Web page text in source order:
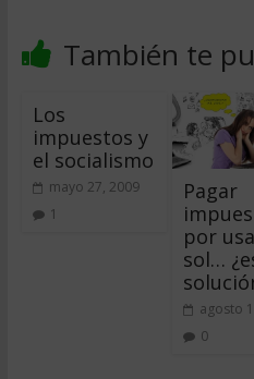
También te
Los
impuestos y
el socialismo
mayo 27, 2009
1
Pagar
por
sol…
agosto
0